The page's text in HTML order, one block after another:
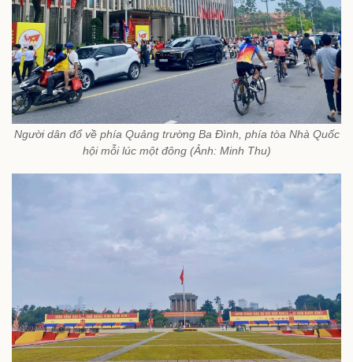
Người dân đổ về phía Quảng trường Ba Đình, phía tòa Nhà Quốc
hội mỗi lúc một đông (Ảnh: Minh Thu)